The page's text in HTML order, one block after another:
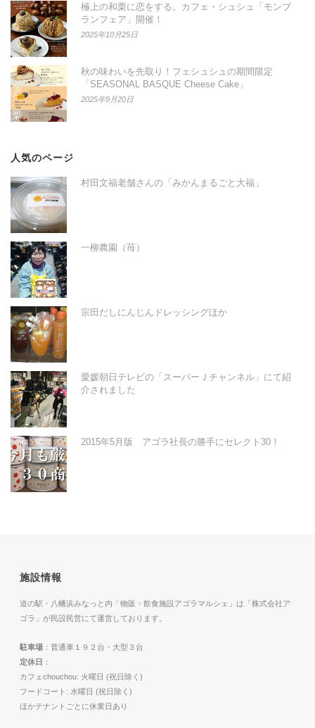
極上の和栗に恋をする。カフェ・シュシュ「モンブ
ランフェア」開催！
2025年10月25日
秋の味わいを先取り！フェシュシュの期間限定
「SEASONAL BASQUE Cheese Cake」
2025年9月20日
人気のページ
村田文福老舗さんの「みかんまるごと大福」
一柳農園（苺）
宗田だしにんじんドレッシングほか
愛媛朝日テレビの「スーパーＪチャンネル」にて紹
介されました
2015年5月版 アゴラ社長の勝手にセレクト30！
施設情報
道の駅・八幡浜みなっと内「物販・飲食施設アゴラマルシェ」は「株式会社ア
ゴラ」が民設民営にて運営しております。
駐車場 ：普通車１９２台・大型３台
定休日 ：
カフェchouchou: 火曜日 (祝日除く)
フードコート: 水曜日 (祝日除く)
ほかテナントごとに休業日あり